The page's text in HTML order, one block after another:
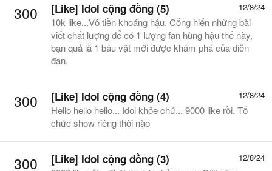
300 12/8/24
[Like] Idol cộng đồng (5)
10k like...Vô tiền khoáng hậu. Cống hiến những bài
viết chất lượng để có 1 lượng fan hùng hậu thế này,
bạn quả là 1 báu vật mới được khám phá của diễn
đàn.
300 12/8/24
[Like] Idol cộng đồng (4)
Hello hello hello... Idol khỏe chứ... 9000 like rồi. Tổ
chức show riêng thôi nào
300 12/8/24
[Like] Idol cộng đồng (3)